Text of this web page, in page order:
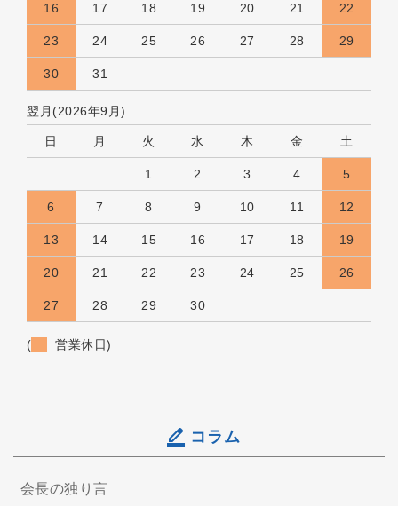
16 17 18 19 20 21 22
23 24 25 26 27 28 29
30 31
翌月(2026年9月)
日 月 火 水 木 金 土
1 2 3 4 5
6 7 8 9 10 11 12
13 14 15 16 17 18 19
20 21 22 23 24 25 26
27 28 29 30
( 営業休日)
コラム
会長の独り言